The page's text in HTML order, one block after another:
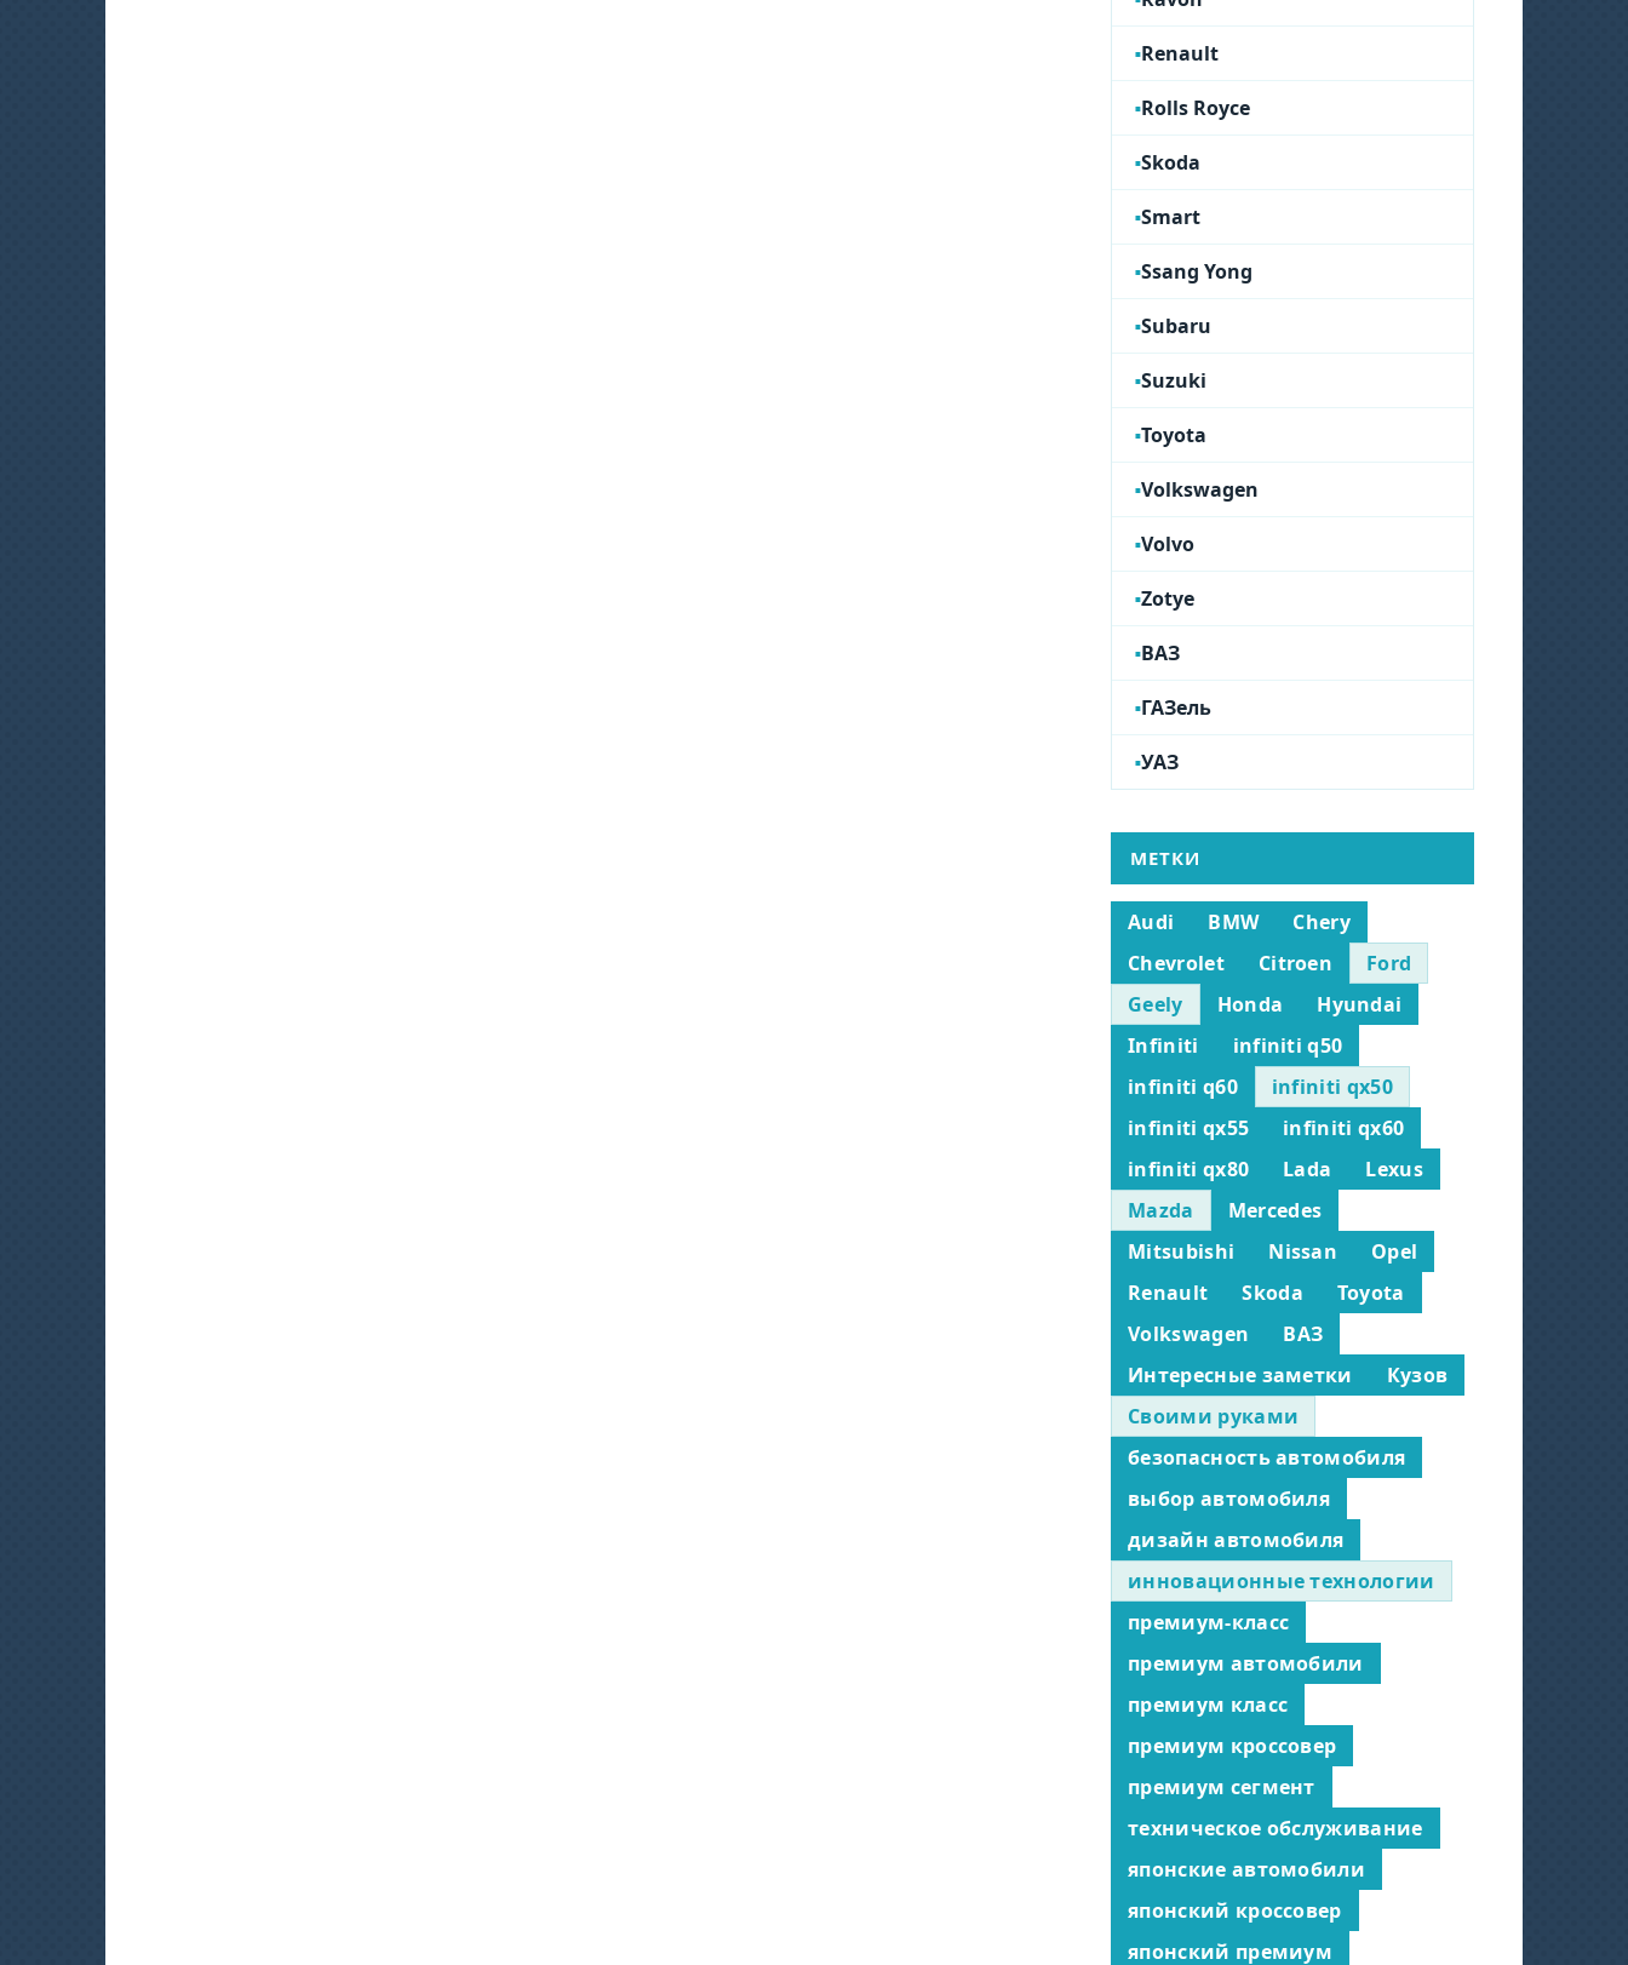
Renault
Rolls Royce
Skoda
Smart
Ssang Yong
Subaru
Suzuki
Toyota
Volkswagen
Volvo
Zotye
ВАЗ
ГАЗель
УАЗ
МЕТКИ
Audi BMW
Chery
Chevrolet
Citroen
Ford
Geely
Honda
Hyundai
Infiniti
infiniti q50
infiniti q60
infiniti qx50
infiniti qx55
infiniti qx60
infiniti qx80
Lada
Lexus
Mazda
Mercedes
Mitsubishi
Nissan
Opel
Renault
Skoda
Toyota
Volkswagen
ВАЗ
Интересные заметки
Кузов
Своими руками
безопасность автомобиля
выбор автомобиля
дизайн автомобиля
инновационные технологии
премиум-класс
премиум автомобили
премиум класс
премиум кроссовер
премиум сегмент
техническое обслуживание
японские автомобили
японский кроссовер
японский премиум